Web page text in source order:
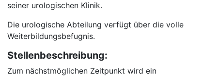
seiner urologischen Klinik.
Die urologische Abteilung verfügt über die volle
Weiterbildungsbefugnis.
Stellenbeschreibung:
Zum nächstmöglichen Zeitpunkt wird ein